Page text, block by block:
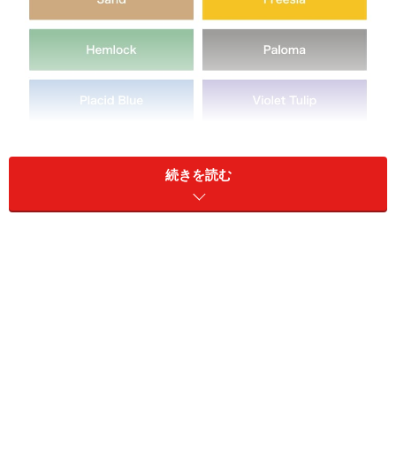
まずは、2014年の春夏シーズンと秋冬シーズンのパレッ
トを比較してみましょう。パレット全体から受ける印象
続きを読む